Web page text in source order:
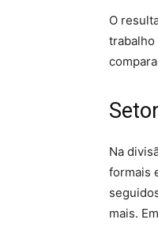
O
trabalho
Na
formais
mais.